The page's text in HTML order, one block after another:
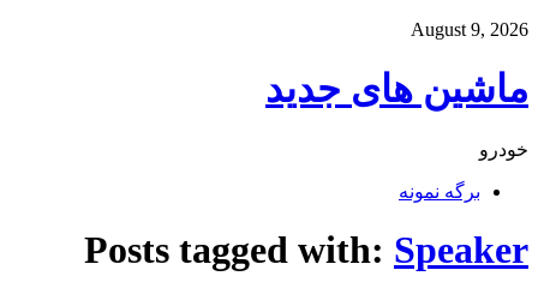
August 9, 2026
ماشین های جدید
خودرو
برگه نمونه
Posts tagged with: Speaker